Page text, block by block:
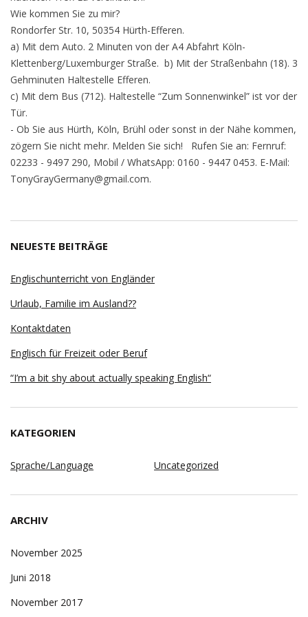
Wie kommen Sie zu mir?
Rondorfer Str. 10, 50354 Hürth-Efferen.
a) Mit dem Auto. 2 Minuten von der A4 Abfahrt Köln-
Klettenberg/Luxemburger Straße. b) Mit der Straßenbahn (18). 3
Gehminuten Haltestelle Efferen.
c) Mit dem Bus (712). Haltestelle “Zum Sonnenwinkel” ist vor der
Tür.
- Ob Sie aus Hürth, Köln, Brühl oder sonst in der Nähe kommen,
zögern Sie nicht mehr. Melden Sie sich! Rufen Sie an: Fernruf:
02233 - 9497 290, Mobil / WhatsApp: 0160 - 9447 0453. E-Mail:
TonyGrayGermany@gmail.com.
NEUESTE BEITRÄGE
Englischunterricht von Engländer
Urlaub, Familie im Ausland??
Kontaktdaten
Englisch für Freizeit oder Beruf
“I’m a bit shy about actually speaking English“
KATEGORIEN
Sprache/Language Uncategorized
ARCHIV
November 2025
Juni 2018
November 2017